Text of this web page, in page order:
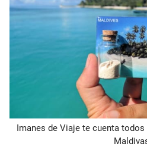
Imanes de Viaje te cuenta